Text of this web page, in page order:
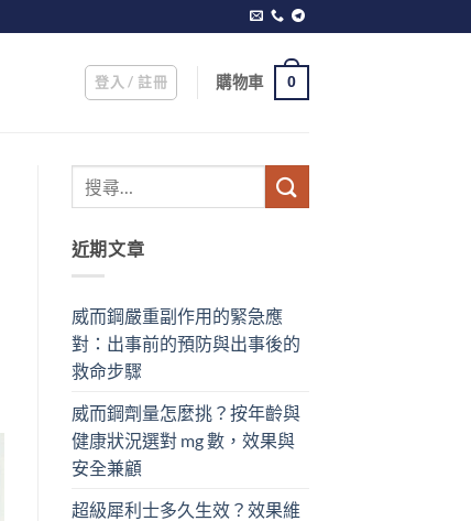
登入 / 註冊 購物車 0
近期文章
威而鋼嚴重副作用的緊急應
對：出事前的預防與出事後的
救命步驟
威而鋼劑量怎麼挑？按年齡與
健康狀況選對 mg 數，效果與
安全兼顧
超級犀利士多久生效？效果維